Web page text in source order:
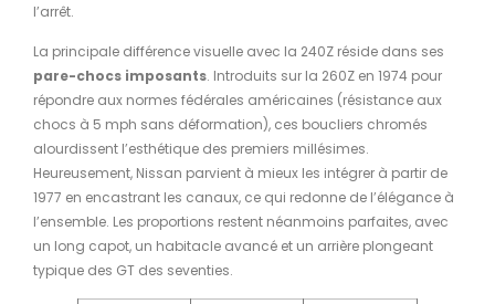
l’arrêt.
La principale différence visuelle avec la 240Z réside dans ses
pare-chocs imposants. Introduits sur la 260Z en 1974 pour
répondre aux normes fédérales américaines (résistance aux
chocs à 5 mph sans déformation), ces boucliers chromés
alourdissent l’esthétique des premiers millésimes.
Heureusement, Nissan parvient à mieux les intégrer à partir de
1977 en encastrant les canaux, ce qui redonne de l’élégance à
l’ensemble. Les proportions restent néanmoins parfaites, avec
un long capot, un habitacle avancé et un arrière plongeant
typique des GT des seventies.